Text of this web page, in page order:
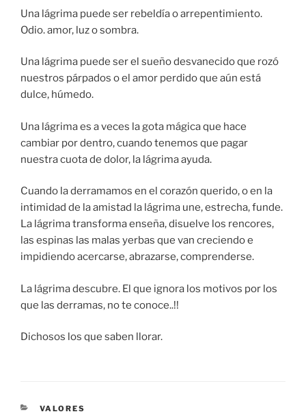
Una lágrima puede ser rebeldía o arrepentimiento.
Odio. amor, luz o sombra.
Una lágrima puede ser el sueño desvanecido que rozó
nuestros párpados o el amor perdido que aún está
dulce, húmedo.
Una lágrima es a veces la gota mágica que hace
cambiar por dentro, cuando tenemos que pagar
nuestra cuota de dolor, la lágrima ayuda.
Cuando la derramamos en el corazón querido, o en la
intimidad de la amistad la lágrima une, estrecha, funde.
La lágrima transforma enseña, disuelve los rencores,
las espinas las malas yerbas que van creciendo e
impidiendo acercarse, abrazarse, comprenderse.
La lágrima descubre. El que ignora los motivos por los
que las derramas, no te conoce..!!
Dichosos los que saben llorar.
CATEGORÍAS
VALORES